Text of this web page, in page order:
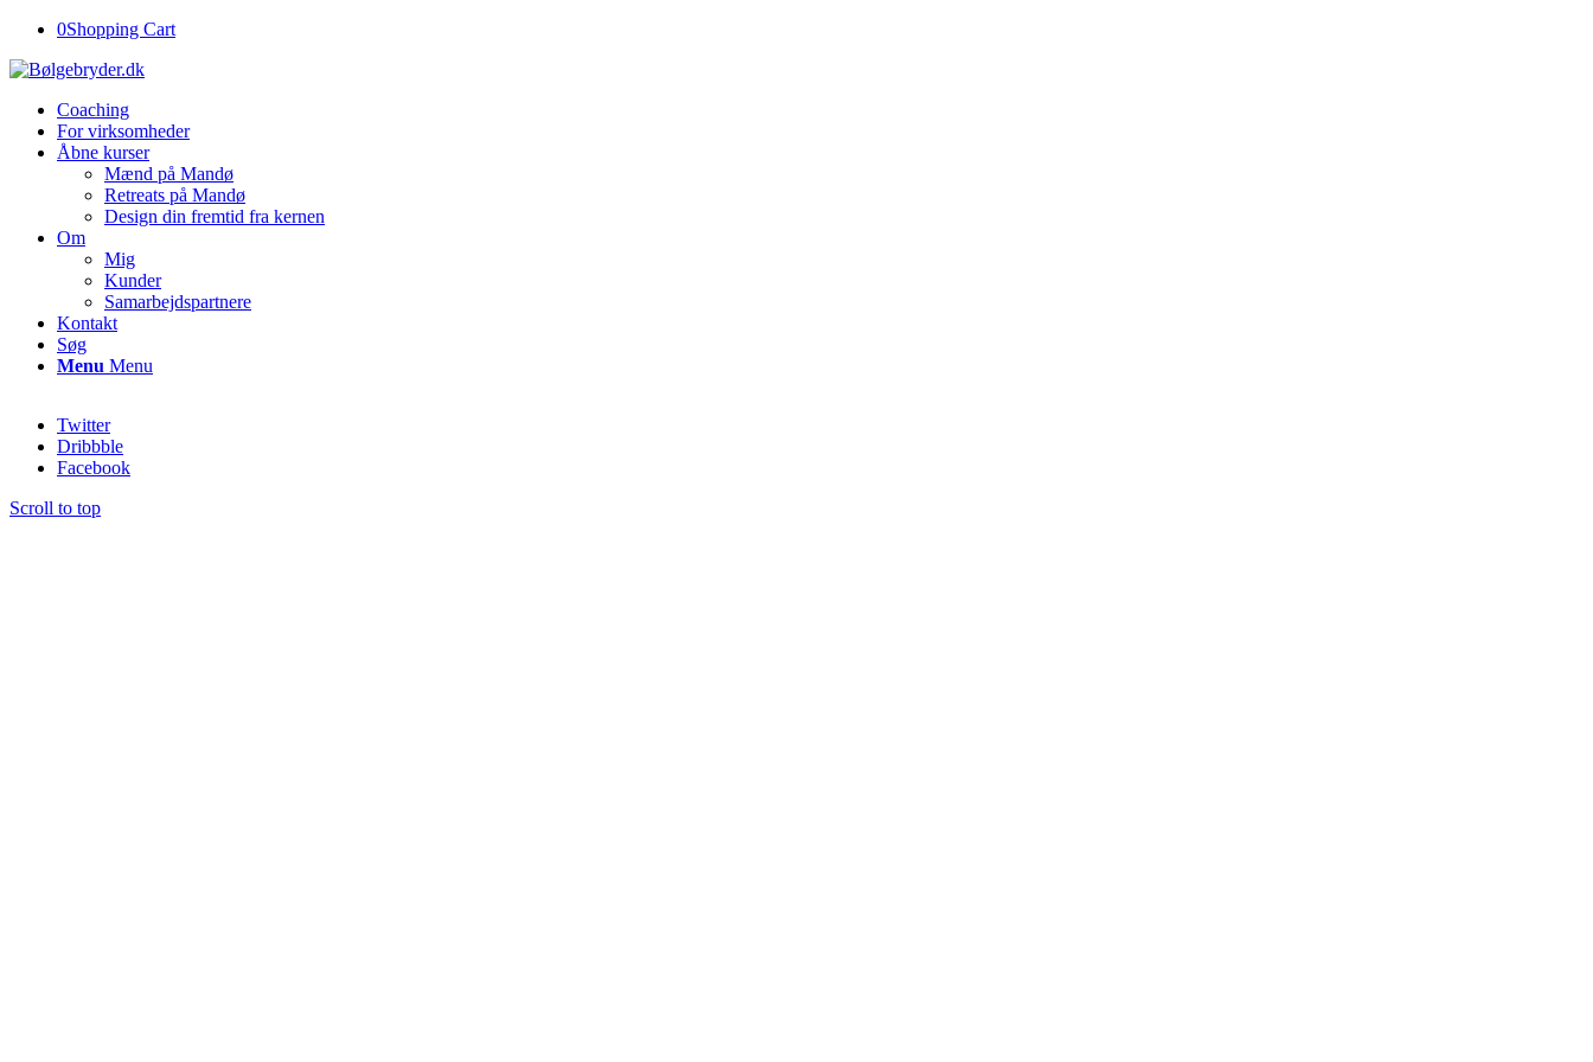
0Shopping Cart
Coaching
For virksomheder
Åbne kurser
Mænd på Mandø
Retreats på Mandø
Design din fremtid fra kernen
Om
Mig
Kunder
Samarbejdspartnere
Kontakt
Søg
Menu Menu
Twitter
Dribbble
Facebook
Scroll to top